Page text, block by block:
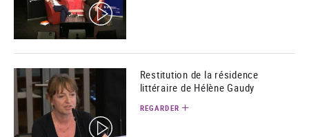
(video)
(video)
Restitution de la résidence
littéraire de Hélène Gaudy
REGARDER